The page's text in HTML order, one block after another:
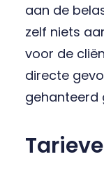
aan de
zelf niets
voor de
directe
gehanteerd